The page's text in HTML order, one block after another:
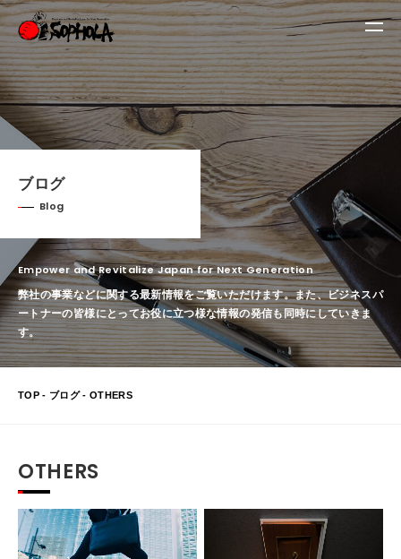
ブログ
Blog
Empower and Revitalize Japan for Next Generation
弊社の事業などに関する最新情報をご覧いただけます。また、ビジネスパ
ートナーの皆様にとってお役に立つ様な情報の発信も同時にしていきま
す。
TOP - ブログ- OTHERS
OTHERS